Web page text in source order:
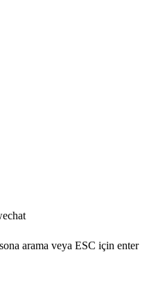
sona arama veya ESC için enter